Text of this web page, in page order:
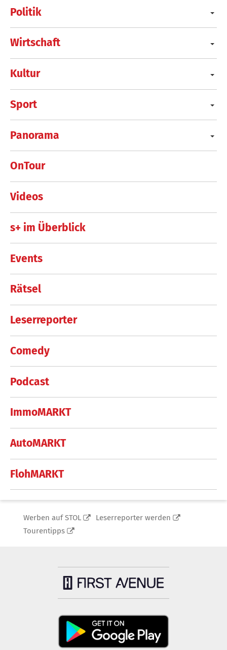
Politik
Wirtschaft
Kultur
Sport
Panorama
OnTour
Videos
s+ im Überblick
Events
Rätsel
Leserreporter
Comedy
Podcast
ImmoMARKT
AutoMARKT
FlohMARKT
Werben auf STOL
Leserreporter werden
Tourentipps